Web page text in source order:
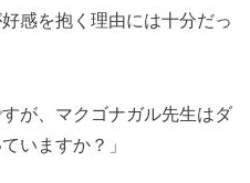
感を抱く理由には十分だっ
が、マクゴナガル先生はダ
いますか？」